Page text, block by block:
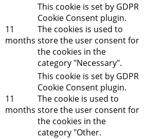
11
months
This cookie is set by GDPR
Cookie Consent plugin.
The cookies is used to
store the user consent for
the cookies in the
category "Necessary".
11
months
This cookie is set by GDPR
Cookie Consent plugin.
The cookie is used to
store the user consent for
the cookies in the
category "Other.